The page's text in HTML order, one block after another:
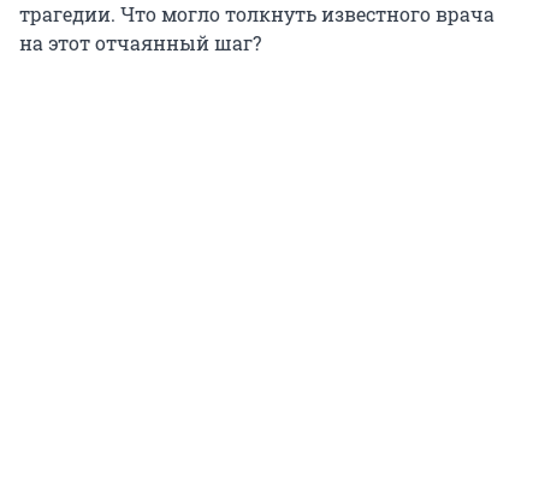
трагедии. Что могло толкнуть известного врача
на этот отчаянный шаг?